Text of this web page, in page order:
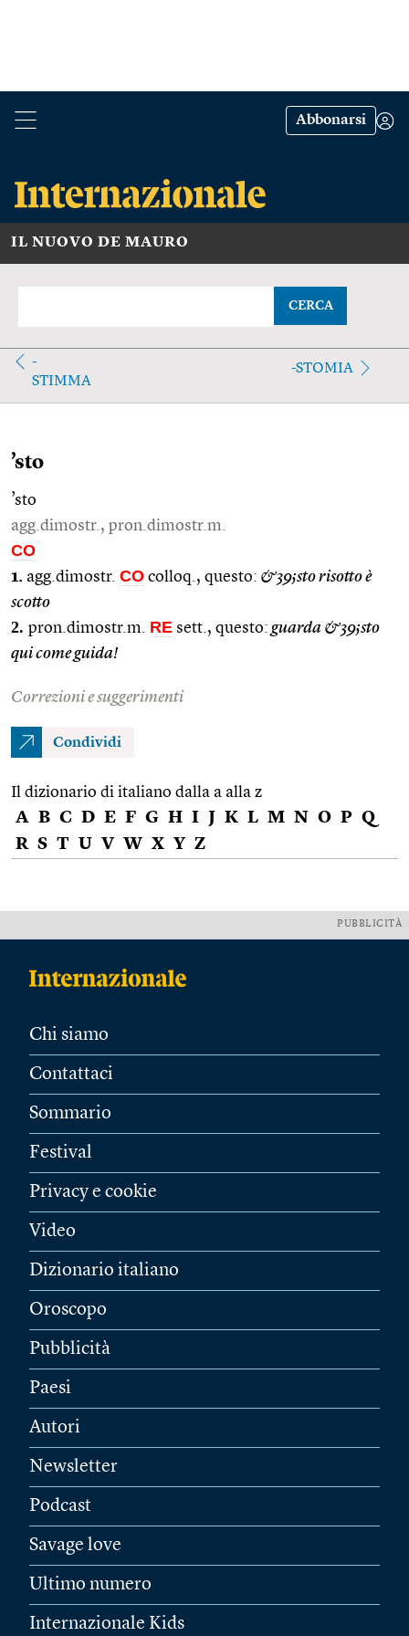
Abbonarsi
IL NUOVO DE MAURO
CERCA
-
STIMMA
-STOMIA
’sto
’sto
agg.dimostr., pron.dimostr.m.
CO
1. agg.dimostr. CO colloq., questo: &39;sto risotto è
scotto
2. pron.dimostr.m. RE sett., questo: guarda &39;sto
qui come guida!
Correzioni e suggerimenti
Condividi
Il dizionario di italiano dalla a alla z
A B C D E F G H I J K L M N O P Q
R S T U V W X Y Z
PUBBLICITÀ
Chi siamo
Contattaci
Sommario
Festival
Privacy e cookie
Video
Dizionario italiano
Oroscopo
Pubblicità
Paesi
Autori
Newsletter
Podcast
Savage love
Ultimo numero
Internazionale Kids